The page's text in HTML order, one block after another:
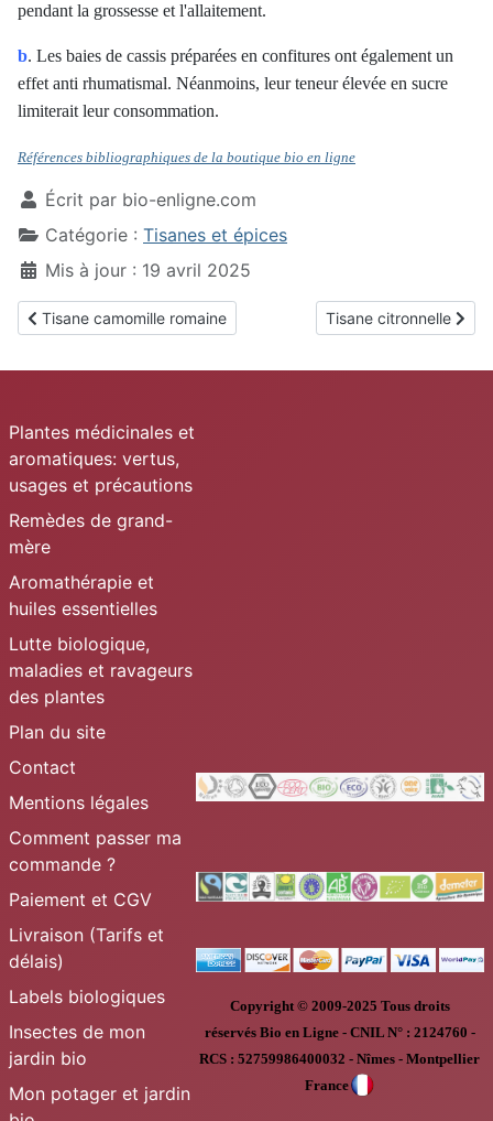
pendant la grossesse et l'allaitement.
b. Les baies de cassis préparées en confitures ont également un
effet anti rhumatismal. Néanmoins, leur teneur élevée en sucre
limiterait leur consommation.
Références bibliographiques de la boutique bio en ligne
Écrit par bio-enligne.com
Catégorie : Tisanes et épices
Mis à jour : 19 avril 2025
Article précédent : Tisane camomille romaine
Tisane camomille romaine Article suivant : Tisane
Tisane citronnelle
Plantes médicinales et
aromatiques: vertus,
usages et précautions
Remèdes de grand-
mère
Aromathérapie et
huiles essentielles
Lutte biologique,
maladies et ravageurs
des plantes
Plan du site
Contact
Mentions légales
Comment passer ma
commande ?
Paiement et CGV
Livraison (Tarifs et
délais)
Labels biologiques
Insectes de mon
jardin bio
Mon potager et jardin
Copyright © 2009-2025 Tous droits
réservésBio en Ligne - CNIL N° : 2124760 -
RCS : 52759986400032 - Nîmes - Montpellier
France